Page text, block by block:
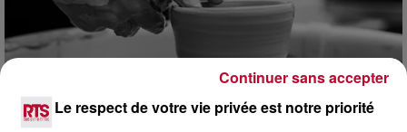
Le respect de votre vie privée est notre priorité
Continuer sans accepter